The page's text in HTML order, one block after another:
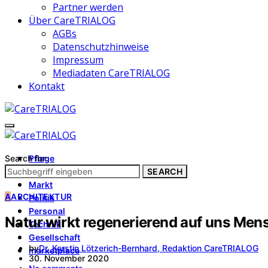
Partner werden
Über CareTRIALOG
AGBs
Datenschutzhinweise
Impressum
Mediadaten CareTRIALOG
Kontakt
Pflege
Architektur
Markt
Politik
Personal
Technik
Gesellschaft
marketplace
Search for:
SEARCH
AARCHITEKTUR
Natur wirkt regenerierend auf uns
byDr. Kerstin Lötzerich-Bernhard, Redaktion CareTRIALOG
30. November 2020